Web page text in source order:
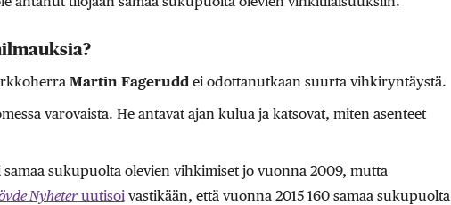
Martin Fageruddei odottanutkaan suurta vihkiryntäystä.
varovaista. He antavat ajan kulua ja katsovat, miten asenteet
sukupuolta olevien vihkimiset jo vuonna 2009, mutta
Nyheteruutisoivastikään, että vuonna 2015 160 samaa sukupuolta